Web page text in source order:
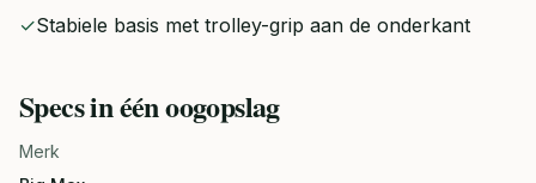
✓Stabiele basis met trolley-grip aan de onderkant
Specs in één oogopslag
Merk